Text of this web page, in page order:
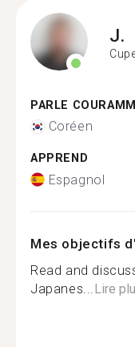
J.
PARLE
Coréen
APPREND
Espagnol
Mes objectifs
Read and
Japanes... Lire